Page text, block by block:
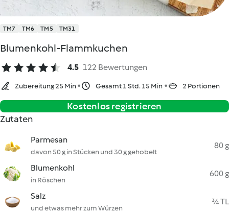
TM7 TM6 TM5 TM31
Blumenkohl-Flammkuchen
4.5 122 Bewertungen
Zubereitung 25 Min Gesamt 1 Std. 15 Min 2 Portionen
Kostenlos registrieren
Zutaten
Parmesan
davon 50 g in Stücken und 30 g gehobelt
80 g
Blumenkohl
in Röschen
600 g
Salz
und etwas mehr zum Würzen
¾ TL